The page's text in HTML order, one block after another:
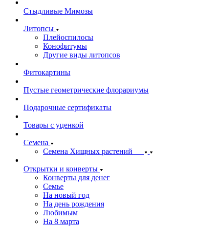
Стыдливые Мимозы
Литопсы
Плейоспилосы
Конофитумы
Другие виды литопсов
Фитокартины
Пустые геометрические флорариумы
Подарочные сертификаты
Товары с уценкой
Семена
Семена Хищных растений
Открытки и конверты
Конверты для денег
Семье
На новый год
На день рождения
Любимым
На 8 марта